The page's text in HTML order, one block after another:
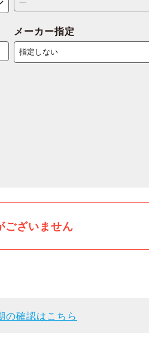
メーカー指定
ございません
の確認はこちら